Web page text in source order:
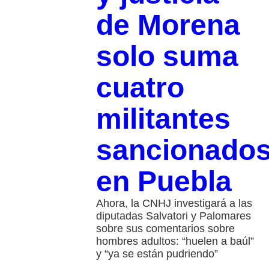
de Morena
solo suma
cuatro
militantes
en Puebla
Ahora, la CNHJ investigará a las
diputadas Salvatori y Palomares
sobre sus comentarios sobre
hombres adultos: “huelen a baúl”
y “ya se están pudriendo”